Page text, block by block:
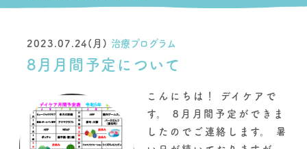
2023.07.24(月) 治療プログラム
8月月間予定について
こんにちは！ デイケアで
す。 8月月間予定ができま
したのでご連絡します。 暑